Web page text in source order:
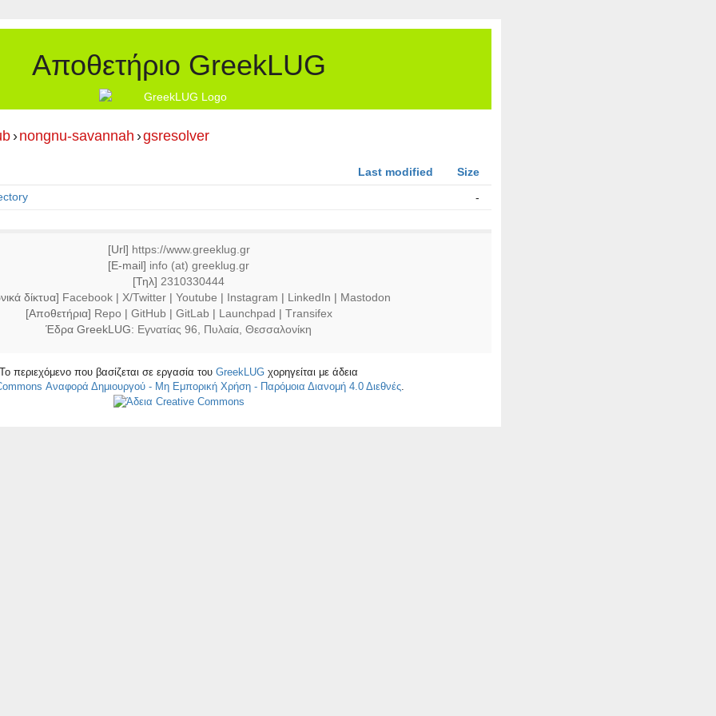
Αποθετήριο GreekLUG
›nongnu-savannah ›gsresolver
Last modified
Size
-
[Url] https://www.greeklug.gr
[E-mail] info (at) greeklug.gr
[Τηλ] 2310330444
δίκτυα] Facebook| X/Twitter| Youtube | Instagram | LinkedIn | Mastodon
[Αποθετήρια] Repo | GitHub| GitLab| Launchpad | Τransifex
Έδρα GreekLUG: Εγνατίας 96, Πυλαία, Θεσσαλονίκη
Το περιεχόμενο που βασίζεται σε εργασία τουGreekLUG χορηγείται με άδεια
Αναφορά Δημιουργού - Μη Εμπορική Χρήση - Παρόμοια Διανομή 4.0 Διεθνές.